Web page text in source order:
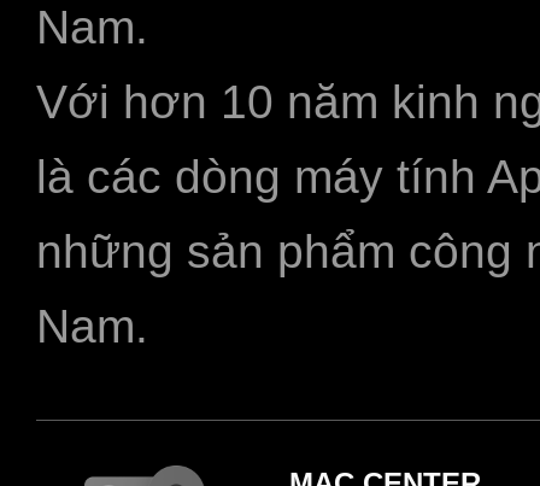
Nam.
Với hơn 10 năm kinh
là các dòng máy tính
những sản phẩm công
Nam.